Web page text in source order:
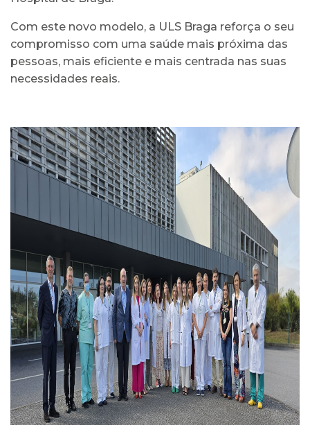
Com este novo modelo, a ULS Braga reforça o seu
compromisso com uma saúde mais próxima das
pessoas, mais eficiente e mais centrada nas suas
necessidades reais.